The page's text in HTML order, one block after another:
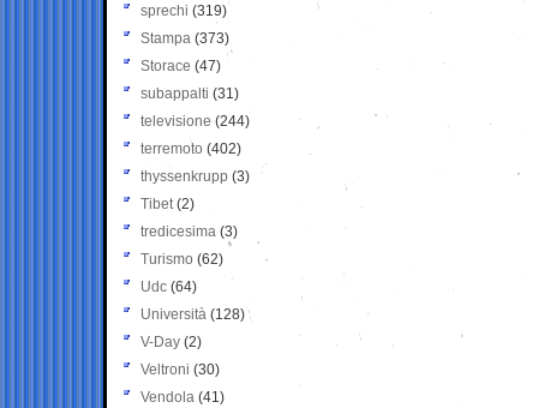
sprechi (319)
Stampa (373)
Storace (47)
subappalti (31)
televisione(244)
terremoto (402)
thyssenkrupp (3)
Tibet(2)
tredicesima (3)
Turismo (62)
Udc (64)
Università (128)
V-Day (2)
Veltroni (30)
Vendola (41)